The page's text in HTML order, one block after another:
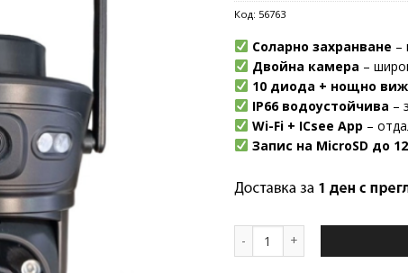
Код: 56763
Соларно захранване –
Двойна камера –
10 диода + нощно
IP66 водоустойчива –
Wi-Fi + ICsee App –
Запис на MicroSD до